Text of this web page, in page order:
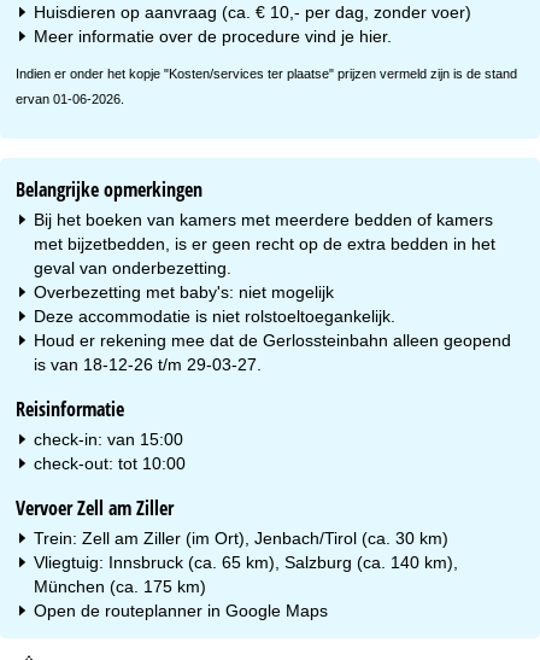
Huisdieren op aanvraag (ca. € 10,- per dag, zonder voer)
Meer informatie over de procedure vind je hier.
Indien er onder het kopje "Kosten/services ter plaatse" prijzen vermeld zijn is de stand
ervan 01-06-2026.
Belangrijke opmerkingen
Bij het boeken van kamers met meerdere bedden of kamers
met bijzetbedden, is er geen recht op de extra bedden in het
geval van onderbezetting.
Overbezetting met baby's: niet mogelijk
Deze accommodatie is niet rolstoeltoegankelijk.
Houd er rekening mee dat de Gerlossteinbahn alleen geopend
is van 18-12-26 t/m 29-03-27.
Reisinformatie
check-in: van 15:00
check-out: tot 10:00
Vervoer Zell am Ziller
Trein: Zell am Ziller (im Ort), Jenbach/Tirol (ca. 30 km)
Vliegtuig: Innsbruck (ca. 65 km), Salzburg (ca. 140 km),
München (ca. 175 km)
Open de routeplanner inGoogle Maps